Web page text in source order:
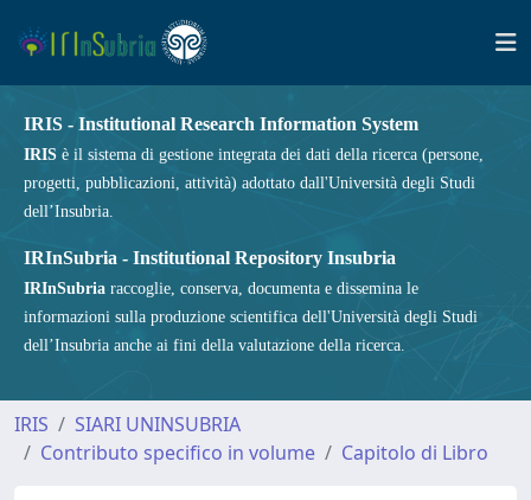
IRIS - Institutional Research Information System
IRIS è il sistema di gestione integrata dei dati della ricerca (persone,
progetti, pubblicazioni, attività) adottato dall'Università degli Studi
dell’Insubria.
IRInSubria - Institutional Repository Insubria
IRInSubria raccoglie, conserva, documenta e dissemina le
informazioni sulla produzione scientifica dell'Università degli Studi
dell’Insubria anche ai fini della valutazione della ricerca.
IRIS
SIARI UNINSUBRIA
Contributo specifico in volume
Capitolo di Libro